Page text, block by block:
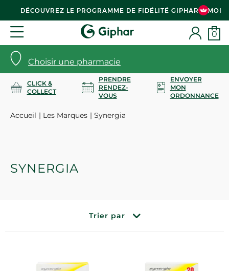
DÉCOUVREZ LE PROGRAMME DE FIDÉLITÉ GIPHAR & MOI
Choisir une pharmacie
0
CLICK &
COLLECT
PRENDRE
RENDEZ-
VOUS
ENVOYER
MON
ORDONNANCE
Accueil Les Marques Synergia
SYNERGIA
Trier par